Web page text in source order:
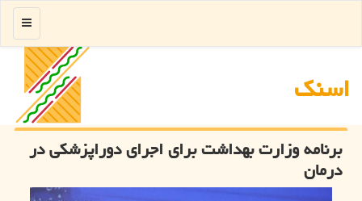
اسنك
منو
برنامه وزارت بهداشت برای اجرای دوراپزشکی در
درمان